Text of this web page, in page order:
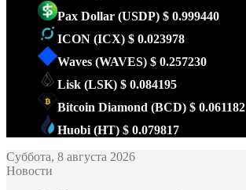
Pax Dollar (USDP) $ 0.999440
ICON (ICX) $ 0.023978
Waves (WAVES) $ 0.257230
Lisk (LSK) $ 0.084195
Bitcoin Diamond (BCD) $ 0.061182
Huobi (HT) $ 0.079817
Суббота, 8 августа 2026
Новости